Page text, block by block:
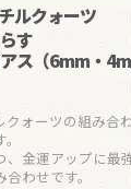
運勢
星座
パワ
ルクォーツ
す
ス（6mm・
クォーツの組み合
、金運アップに最
わせです。